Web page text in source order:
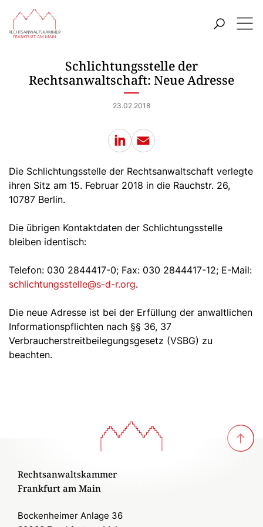
ZUM HAUPTINHALT SPRINGEN
ZUR SUCHE SPRINGEN
Menü
Schlichtungsstelle der
Rechtsanwaltschaft: Neue Adresse
23.02.2018
Die Schlichtungsstelle der Rechtsanwaltschaft verlegte
ihren Sitz am 15. Februar 2018 in die Rauchstr. 26,
10787 Berlin.
Die übrigen Kontaktdaten der Schlichtungsstelle
bleiben identisch:
Telefon: 030 2844417-0; Fax: 030 2844417-12; E-Mail:
schlichtungsstelle@s-d-r.org.
Die neue Adresse ist bei der Erfüllung der anwaltlichen
Informationspflichten nach §§ 36, 37
Verbraucherstreitbeilegungsgesetz (VSBG) zu
beachten.
Rechtsanwaltskammer
Frankfurt am Main
Bockenheimer Anlage 36